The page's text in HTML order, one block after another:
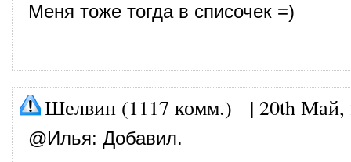
Меня тоже тогда в списочек =)
Шелвин (1117 комм.) | 20th Май,
@Илья: Добавил.